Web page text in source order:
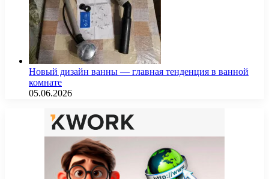
Новый дизайн ванны — главная тенденция в ванной
комнате
05.06.2026